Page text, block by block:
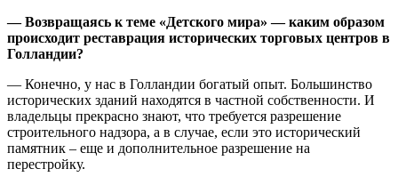
— Возвращаясь к теме «Детского мира» — каким образом
происходит реставрация исторических торговых центров в
Голландии?
— Конечно, у нас в Голландии богатый опыт. Большинство
исторических зданий находятся в частной собственности. И
владельцы прекрасно знают, что требуется разрешение
строительного надзора, а в случае, если это исторический
памятник – еще и дополнительное разрешение на
перестройку.